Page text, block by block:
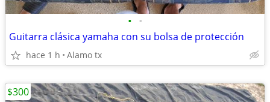
• •
Guitarra clásica yamaha con su bolsa de protección
hace 1 h Alamo tx
$300